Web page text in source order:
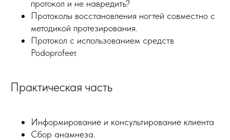
протокол и не навредить?
Протоколы восстановления ногтей совместно с
методикой протезирования.
Протокол с использованием средств
Podoprofeet
Практическая часть
Информирование и консультирование клиента
Сбор анамнеза.